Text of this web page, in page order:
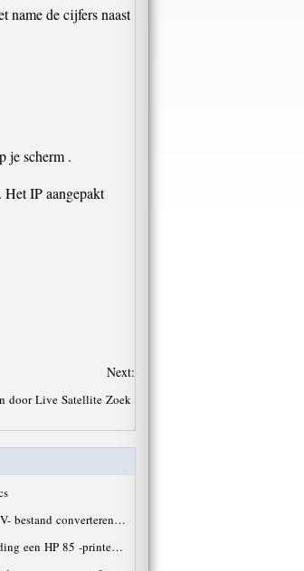
name de cijfers naast
je scherm .
IP aangepakt
Next:
door Live Satellite Zoek
bestand converteren…
een HP 85 -printe…